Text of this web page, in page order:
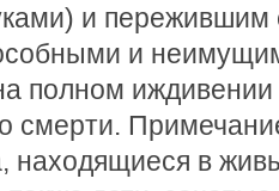
и пережившим
и
полном
смерти.
находящиеся в